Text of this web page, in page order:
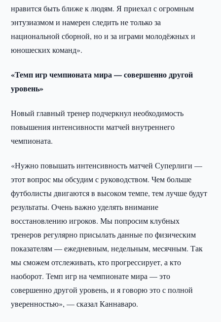
нравится быть ближе к людям. Я приехал с огромным
энтузиазмом и намерен следить не только за
национальной сборной, но и за играми молодёжных и
юношеских команд».
«Темп игр чемпионата мира — совершенно другой
уровень»
Новый главный тренер подчеркнул необходимость
повышения интенсивности матчей внутреннего
чемпионата.
«Нужно повышать интенсивность матчей Суперлиги —
этот вопрос мы обсудим с руководством. Чем больше
футболисты двигаются в высоком темпе, тем лучше будут
результаты. Очень важно уделять внимание
восстановлению игроков. Мы попросим клубных
тренеров регулярно присылать данные по физическим
показателям — ежедневным, недельным, месячным. Так
мы сможем отслеживать, кто прогрессирует, а кто
наоборот. Темп игр на чемпионате мира — это
совершенно другой уровень, и я говорю это с полной
уверенностью», — сказал Каннаваро.